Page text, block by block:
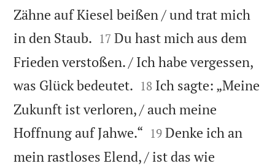
Zähne auf Kiesel beißen / und trat mich
in den Staub. 

17 Du hast mich aus dem
Frieden verstoßen. / Ich habe vergessen,
was Glück bedeutet. 

18 Ich sagte: „Meine
Zukunft ist verloren, / auch meine
Hoffnung auf Jahwe.“ 

19 Denke ich an
mein rastloses Elend, / ist das wie